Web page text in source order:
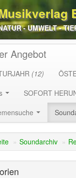
- UMWELT -
Angebot
(12)
SOFORT
» Soundarchiv »